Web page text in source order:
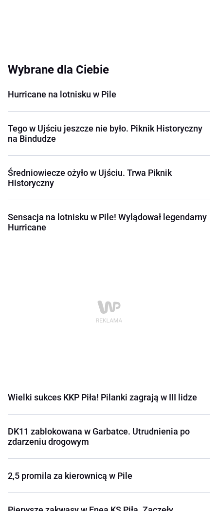
Wybrane dla Ciebie
Hurricane na lotnisku w Pile
Tego w Ujściu jeszcze nie było. Piknik Historyczny
na Bindudze
Średniowiecze ożyło w Ujściu. Trwa Piknik
Historyczny
Sensacja na lotnisku w Pile! Wylądował legendarny
Hurricane
Wielki sukces KKP Piła! Pilanki zagrają w III lidze
DK11 zablokowana w Garbatce. Utrudnienia po
zdarzeniu drogowym
2,5 promila za kierownicą w Pile